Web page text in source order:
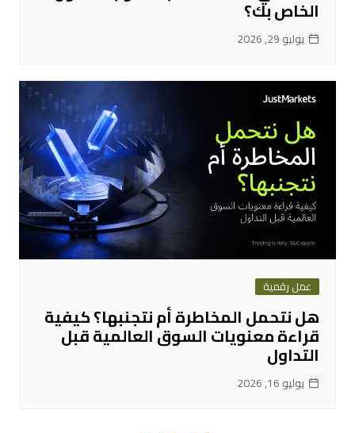
الخاص بك؟
يوليو 29, 2026
عمل رقمية
هل نتحمل المخاطرة أم نتجنبها؟ كيفية
قراءة معنويات السوق العالمية قبل
التداول
يوليو 16, 2026